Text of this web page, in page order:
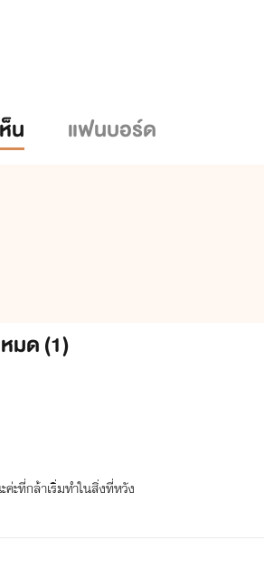
น แฟนบอร์ด
มด (1)
ค่ะที่กล้าเริ่มทำในสิ่งที่หวัง